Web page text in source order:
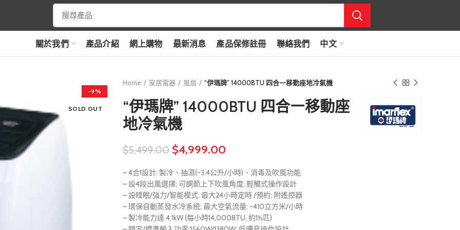
關於我們 產品介紹 網上購物 最新消息 產品保修註冊 聯絡我們 中文
-9%
SOLD OUT
Home 家居電器 風扇 “伊瑪牌” 14000BTU 四合㇐移動座地冷氣機
“伊瑪牌” 14000BTU 四合㇐移動座
地冷氣機
$5,499.00 $4,999.00
– 4合1設計: 製冷、抽濕(~3.4公升/小時)、消毒及吹風功能
– 設4段出風選擇; 可調節上下吹風角度; 輕觸式操作設計
– 設睡眠/強力/智能模式; 最大24小時定時 /預約; 附遙控器
– 環保自動蒸發水冷系統; 最大空氣流量: ~410立方米/小時
– 製冷能力達 4.1kW (每小時14,000BTU, 約1½匹)